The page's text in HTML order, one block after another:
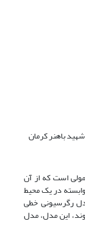
باهنر کرمان
است که از آن
در یک محیط
رگرسیونی خطی
این مدل، مدل